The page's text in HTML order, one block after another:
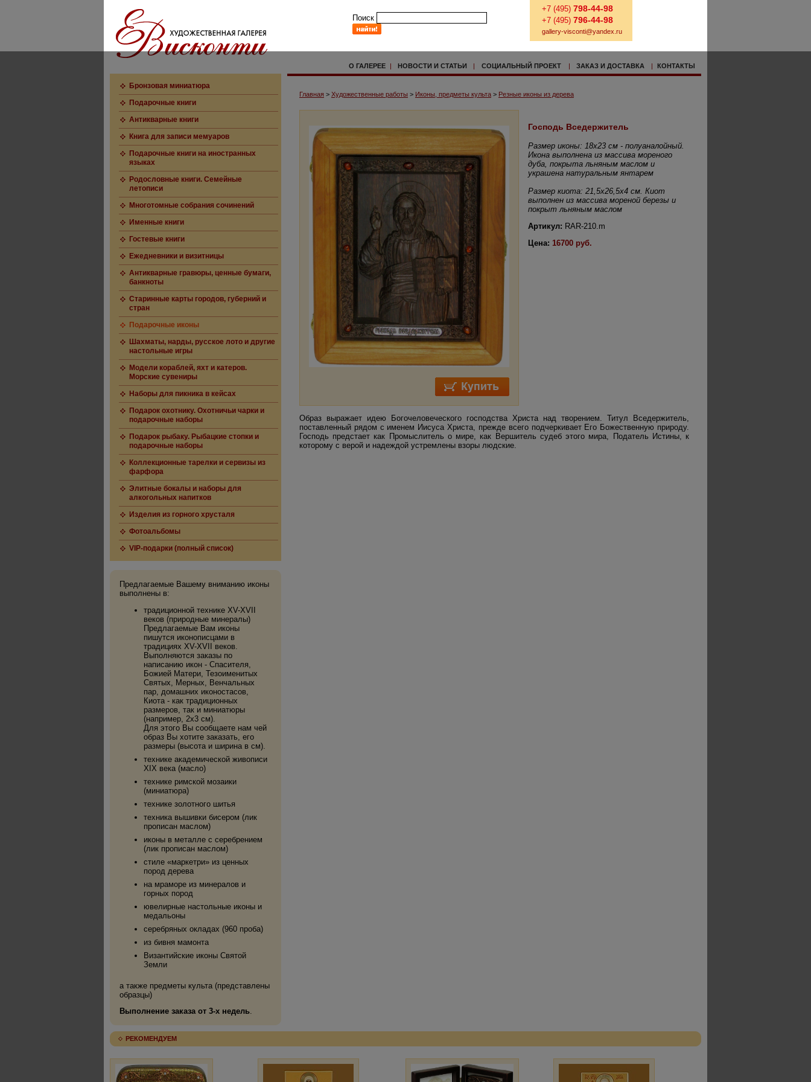
Поиск
+7 (495) 798-44-98
+7 (495) 796-44-98
gallery-visconti@yandex.ru
О ГАЛЕРЕЕ | НОВОСТИ И СТАТЬИ | СОЦИАЛЬНЫЙ ПРОЕКТ | ЗАКАЗ И ДОСТАВКА | КОНТАКТЫ
Бронзовая миниатюра
Подарочные книги
Антикварные книги
Книга для записи мемуаров
Подарочные книги на иностранных
языках
Родословные книги. Семейные
летописи
Многотомные собрания сочинений
Именные книги
Гостевые книги
Ежедневники и визитницы
Антикварные гравюры, ценные бумаги,
банкноты
Старинные карты городов, губерний и
стран
Подарочные иконы
Шахматы, нарды, русское лото и другие
настольные игры
Модели кораблей, яхт и катеров.
Морские сувениры
Наборы для пикника в кейсах
Подарок охотнику. Охотничьи чарки и
подарочные наборы
Подарок рыбаку. Рыбацкие стопки и
подарочные наборы
Коллекционные тарелки и сервизы из
фарфора
Элитные бокалы и наборы для
алкогольных напитков
Изделия из горного хрусталя
Фотоальбомы
VIP-подарки (полный список)
Предлагаемые Вашему вниманию иконы
выполнены в:
традиционной технике XV-XVII
веков (природные минералы)
Предлагаемые Вам иконы
пишутся иконописцами в
традициях XV-XVII веков.
Выполняются заказы по
написанию икон - Спасителя,
Божией Матери, Тезоименитых
Святых, Мерных, Венчальных
пар, домашних иконостасов,
Киота - как традиционных
размеров, так и миниатюры
(например, 2х3 см).
Для этого Вы сообщаете нам чей
образ Вы хотите заказать, его
размеры (высота и ширина в см).
технике академической живописи
XIX века (масло)
технике римской мозаики
(миниатюра)
технике золотного шитья
техника вышивки бисером (лик
прописан маслом)
иконы в металле с серебрением
(лик прописан маслом)
стиле «маркетри» из ценных
пород дерева
на мраморе из минералов и
горных пород
ювелирные настольные иконы и
медальоны
серебряных окладах (960 проба)
из бивня мамонта
Византийские иконы Святой
Земли
а также предметы культа (представлены
образцы)
Выполнение заказа от 3-х недель.
Главная > Художественные работы > Иконы, предметы культа > Резные иконы из дерева
Господь Вседержитель
Размер иконы: 18х23 см - полуаналойный.
Икона выполнена из массива мореного
дуба, покрыта льняным маслом и
украшена натуральным янтарем
Размер киота: 21,5х26,5х4 см. Киот
выполнен из массива мореной березы и
покрыт льняным маслом
Артикул: RAR-210.m
Цена: 16700 руб.
Образ выражает идею Богочеловеческого господства Христа над творением. Титул Вседержитель,
поставленный рядом с именем Иисуса Христа, прежде всего подчеркивает Его Божественную природу.
Господь предстает как Промыслитель о мире, как Вершитель судеб этого мира, Податель Истины, к
которому с верой и надеждой устремлены взоры людские.
РЕКОМЕНДУЕМ